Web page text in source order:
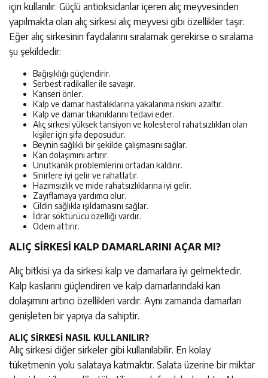
için kullanılır. Güçlü antioksidanlar içeren alıç meyvesinden
yapılmakta olan alıç sirkesi alıç meyvesi gibi özellikler taşır.
Eğer alıç sirkesinin faydalarını sıralamak gerekirse o sıralama
şu şekildedir:
Bağışıklığı güçlendirir.
Serbest radikaller ile savaşır.
Kanseri önler.
Kalp ve damar hastalıklarına yakalanma riskini azaltır.
Kalp ve damar tıkanıklarını tedavi eder.
Alıç sirkesi yüksek tansiyon ve kolesterol rahatsızlıkları olan
kişiler için şifa deposudur.
Beynin sağlıklı bir şekilde çalışmasını sağlar.
Kan dolaşımını artırır.
Unutkanlık problemlerini ortadan kaldırır.
Sinirlere iyi gelir ve rahatlatır.
Hazımsızlık ve mide rahatsızlıklarına iyi gelir.
Zayıflamaya yardımcı olur.
Cildin sağlıkla ışıldamasını sağlar.
İdrar söktürücü özelliği vardır.
Ödem attırır.
ALIÇ SİRKESİ KALP DAMARLARINI AÇAR MI?
Alıç bitkisi ya da sirkesi kalp ve damarlara iyi gelmektedir.
Kalp kaslarını güçlendiren ve kalp damarlarındaki kan
dolaşımını artırıcı özellikleri vardır. Aynı zamanda damarları
genişleten bir yapıya da sahiptir.
ALIÇ SİRKESİ NASIL KULLANILIR?
Alıç sirkesi diğer sirkeler gibi kullanılabilir. En kolay
tüketmenin yolu salataya katmaktır. Salata üzerine bir miktar